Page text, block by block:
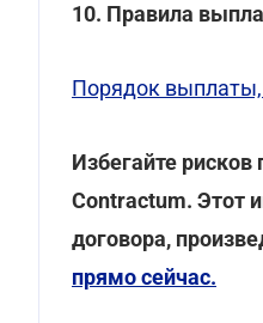
10. Правила
Порядок выплаты,
Избегайте
Contractum. Этот
договора,
прямо сейчас.